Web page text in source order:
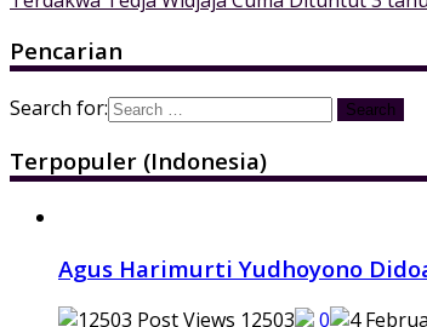
Pencarian
Search for:
Terpopuler (Indonesia)
Agus Harimurti Yudhoyono
12503 0